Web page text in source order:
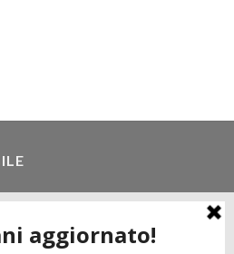
prezzo mai visto,